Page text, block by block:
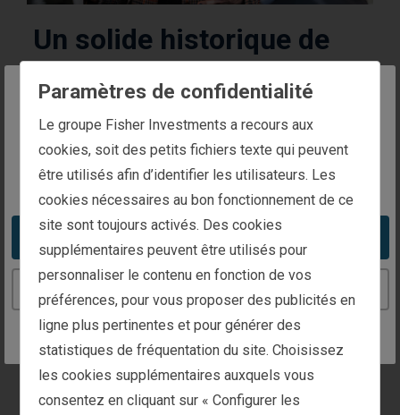
The website you are trying to reach is
intended for investors in Belgium
You appear to be in the United States
Take me to the United States website
Un solide historique de
performance
Les membres du Comité d’Investissement de Fisher
Investments totalisent plus de 175 années
d’expérience cumulée dans le secteur. Notre
fondateur, Président exécutif et Co-directeur des
investissements Ken Fisher est connu du grand
public depuis plus de 35 ans pour ses chroniques sur
les marchés. Tout gestionnaire d’actifs peut se
tromper, y compris Fisher Investments, mais nous
pensons que les leçons tirées de la gestion
d’investissements au cours de nombreux cycles de
marché apportent un éclairage précieux et une
expérience dont d’autres gestionnaires de patrimoine
Paramètres de confidentialité
Le groupe Fisher Investments a recours aux
cookies, soit des petits fichiers texte qui peuvent
être utilisés afin d’identifier les utilisateurs. Les
cookies nécessaires au bon fonctionnement de ce
site sont toujours activés. Des cookies
supplémentaires peuvent être utilisés pour
personnaliser le contenu en fonction de vos
préférences, pour vous proposer des publicités en
ligne plus pertinentes et pour générer des
statistiques de fréquentation du site. Choisissez
les cookies supplémentaires auxquels vous
consentez en cliquant sur « Configurer les